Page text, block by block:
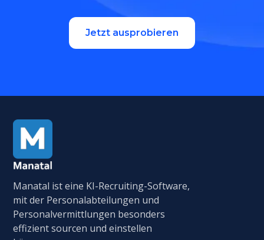
Jetzt ausprobieren
Manatal ist eine KI-Recruiting-Software,
mit der Personalabteilungen und
Personalvermittlungen besonders
effizient sourcen und einstellen